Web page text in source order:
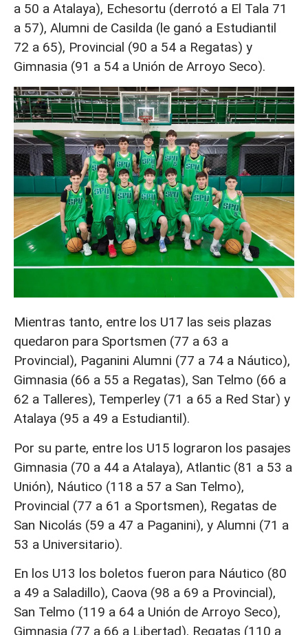
a 50 a Atalaya), Echesortu (derrotó a El Tala 71
a 57), Alumni de Casilda (le ganó a Estudiantil
72 a 65), Provincial (90 a 54 a Regatas) y
Gimnasia (91 a 54 a Unión de Arroyo Seco).
Mientras tanto, entre los U17 las seis plazas
quedaron para Sportsmen (77 a 63 a
Provincial), Paganini Alumni (77 a 74 a Náutico),
Gimnasia (66 a 55 a Regatas), San Telmo (66 a
62 a Talleres), Temperley (71 a 65 a Red Star) y
Atalaya (95 a 49 a Estudiantil).
Por su parte, entre los U15 lograron los pasajes
Gimnasia (70 a 44 a Atalaya), Atlantic (81 a 53 a
Unión), Náutico (118 a 57 a San Telmo),
Provincial (77 a 61 a Sportsmen), Regatas de
San Nicolás (59 a 47 a Paganini), y Alumni (71 a
53 a Universitario).
En los U13 los boletos fueron para Náutico (80
a 49 a Saladillo), Caova (98 a 69 a Provincial),
San Telmo (119 a 64 a Unión de Arroyo Seco),
Gimnasia (77 a 66 a Libertad), Regatas (110 a